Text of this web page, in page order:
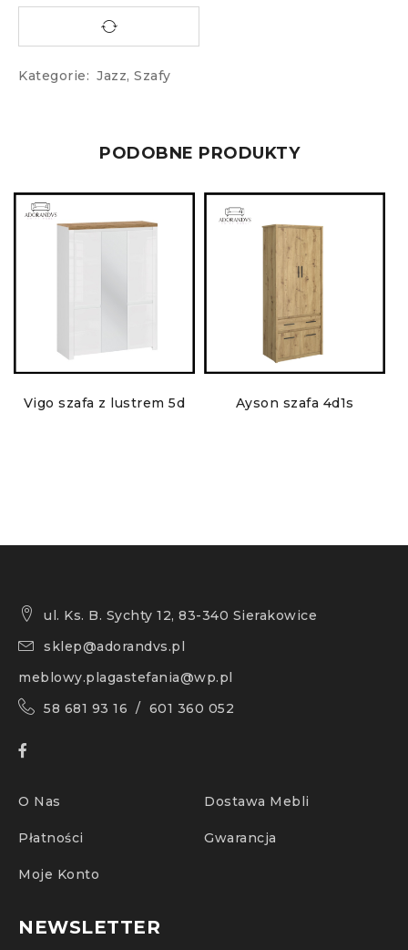
Kategorie: Jazz, Szafy
PODOBNE PRODUKTY
Vigo szafa z lustrem 5d Ayson szafa 4d1s
ul. Ks. B. Sychty 12, 83-340 Sierakowice
sklep@adorandvs.pl
meblowy.plagastefania@wp.pl
58 681 93 16 / 601 360 052
O Nas Dostawa Mebli
Płatności Gwarancja
Moje Konto
NEWSLETTER